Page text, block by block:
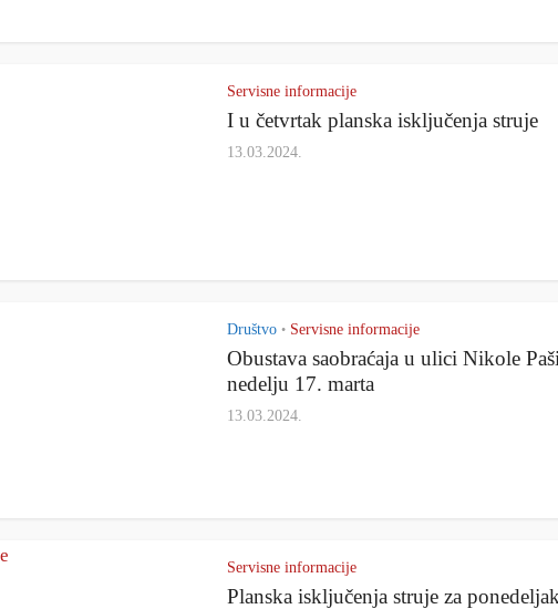
Servisne informacije
I u četvrtak planska isključenja struje
13.03.2024.
Društvo • Servisne informacije
Obustava saobraćaja u ulici Nikole
nedelju 17. marta
13.03.2024.
Servisne informacije
Planska isključenja struje za